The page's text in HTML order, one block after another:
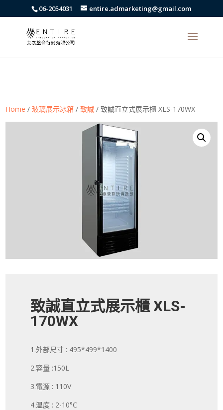
body{font-family: arial,"Microsoft JhengHei","微軟正黑體",sans-serif
!important;}
06-2054031 entire.admarketing@gmail.com
Home /玻璃展示冰箱 /致誠 / 致誠直立式展示櫃 XLS-170WX
致誠直立式展示櫃 XLS-
170WX
1.外部尺寸 : 495*499*1400
2.容量 :150L
3.電源 : 110V
4.溫度 : 2-10°C